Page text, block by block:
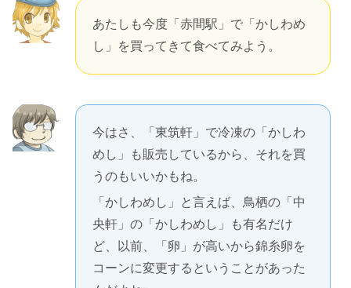
あたしも今度「赤間駅」で「かしわめ
し」を買ってきて食べてみよう。
今はさ、「東筑軒」で冷凍の「かしわ
めし」も販売しているから、それを買
うのもいいかもね。
「かしわめし」と言えば、鳥栖の「中
央軒」の「かしわめし」も有名だけ
ど、以前、「卵」が高いから錦糸卵を
コーンに変更するということがあった